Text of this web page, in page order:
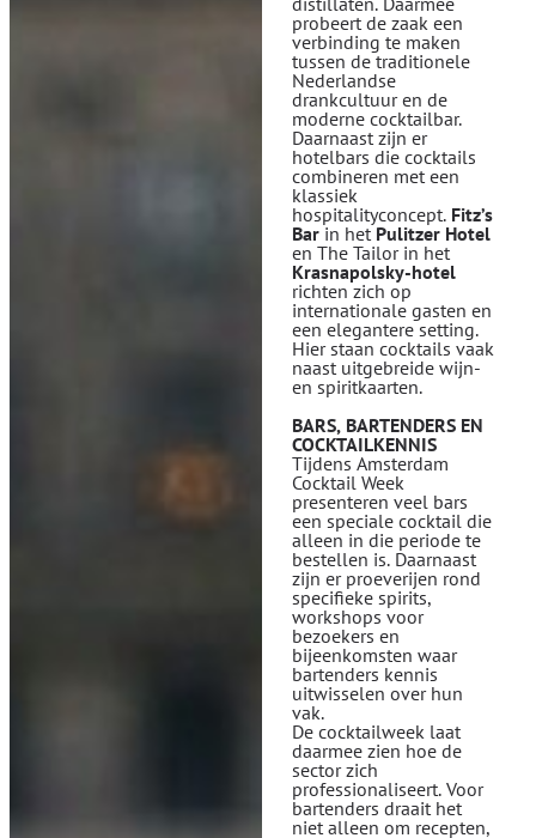
probeert de zaak een
verbinding te maken
tussen de traditionele
Nederlandse
drankcultuur en de
moderne cocktailbar.
Daarnaast zijn er
hotelbars die cocktails
combineren met een
klassiek
hospitalityconcept. Fitz’s
Barin het Pulitzer Hotel
en The Tailor in het
Krasnapolsky-hotel
richten zich op
internationale gasten en
een elegantere setting.
Hier staan cocktails vaak
naast uitgebreide wijn-
en spiritkaarten.
BARS, BARTENDERS EN
COCKTAILKENNIS
Tijdens Amsterdam
Cocktail Week
presenteren veel bars
een speciale cocktail die
alleen in die periode te
bestellen is. Daarnaast
zijn er proeverijen rond
specifieke spirits,
workshops voor
bezoekers en
bijeenkomsten waar
bartenders kennis
uitwisselen over hun
vak.
De cocktailweek laat
daarmee zien hoe de
sector zich
professionaliseert. Voor
bartenders draait het
niet alleen om recepten,